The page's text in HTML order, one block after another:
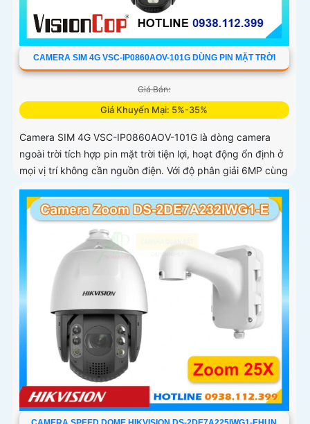
CAMERA SIM 4G VSC-IP0860AOV-101G DÙNG PIN MẶT TRỜI
Giá Bán:
Giá Khuyến Mại: 5%-35%
Camera SIM 4G VSC-IP0860AOV-101G là dòng camera
ngoài trời tích hợp pin mặt trời tiện lợi, hoạt động ổn định ở
mọi vị trí không cần nguồn điện. Với độ phân giải 6MP cùng
chuẩn nén H